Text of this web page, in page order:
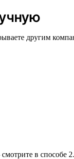
другим
в способе 2.